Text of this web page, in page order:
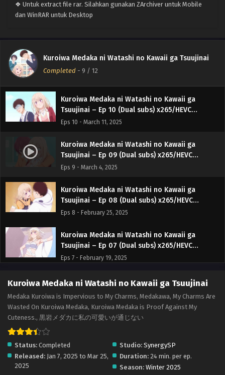
❖ Untuk extract file rar. Silahkan gunakan ZArchiver untuk Mobile
dan WinRAR untuk Desktop
Kuroiwa Medaka ni Watashi no Kawaii ga Tsuujinai
Completed - 9 / 12
Kuroiwa Medaka ni Watashi no Kawaii ga
Tsuujinai – Ep 12 END (Dual subs) x265/HEVC
Kuroiwa Medaka ni Watashi no Kawaii ga
Tsuujinai – Ep 11 (Dual subs) x265/HEVC Subtitle
Indonesia & English
Kuroiwa Medaka ni Watashi no Kawaii ga
Tsuujinai – Ep 10 (Dual subs) x265/HEVC
Subtitle Indonesia & English
Eps 10 - March 11, 2025
Kuroiwa Medaka ni Watashi no Kawaii ga
Tsuujinai – Ep 09 (Dual subs) x265/HEVC
Subtitle Indonesia & English
Eps 9 - March 4, 2025
Kuroiwa Medaka ni Watashi no Kawaii ga
Tsuujinai – Ep 08 (Dual subs) x265/HEVC
Subtitle Indonesia & English
Eps 8 - February 25, 2025
Kuroiwa Medaka ni Watashi no Kawaii ga
Tsuujinai – Ep 07 (Dual subs) x265/HEVC
Subtitle Indonesia & English
Eps 7 - February 19, 2025
Kuroiwa Medaka ni Watashi no Kawaii ga
Tsuujinai – Ep 06 (Dual subs) x265/HEVC
Subtitle Indonesia & English
Eps 6 - February 11, 2025
Subtitle Indonesia & English
Eps 5 - February 4, 2025
Kuroiwa Medaka ni Watashi no Kawaii ga
Kuroiwa Medaka ni Watashi no Kawaii ga Tsuujinai
Medaka Kuroiwa is Impervious to My Charms, Medakawa, My Charms Are
Wasted On Kuroiwa Medaka, Kuroiwa Medaka is Proof Against My
Cuteness., 黒岩メダカに私の可愛いが通じない
Status: Completed Studio: SynergySP
Released: Jan 7, 2025 to Mar 25,
2025
Duration: 24 min. per ep.
Season: Winter 2025